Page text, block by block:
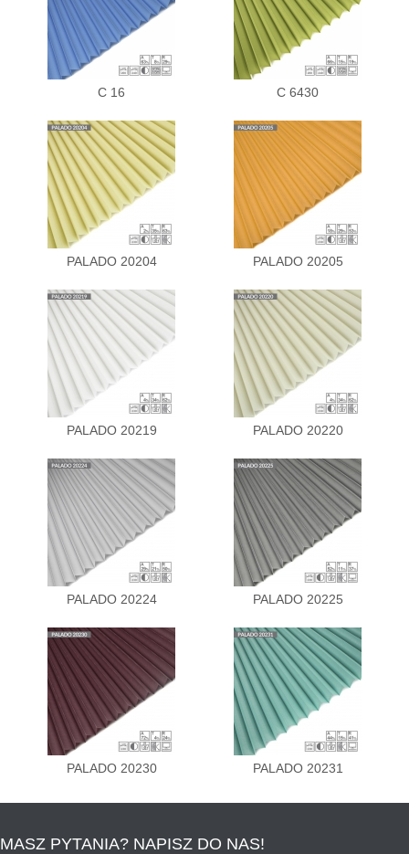
C 16 C 6430
PALADO 20204 PALADO 20205
PALADO 20219 PALADO 20220
PALADO 20224 PALADO 20225
PALADO 20230 PALADO 20231
MASZ PYTANIA? NAPISZ DO NAS!